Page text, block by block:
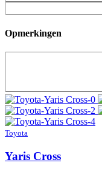
Opmerkingen
Toyota
Yaris Cross